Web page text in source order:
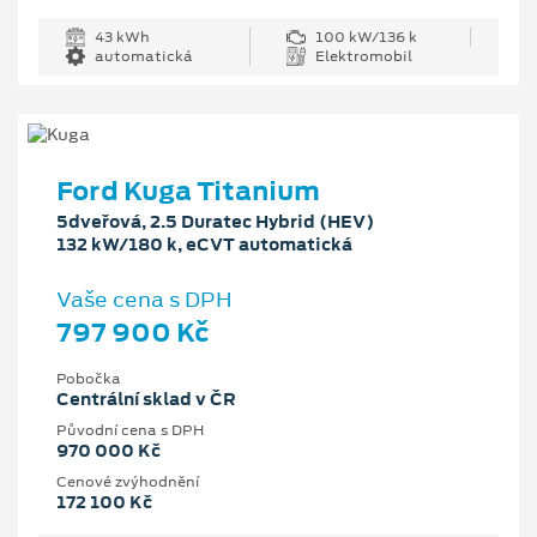
43 kWh
100 kW/136 k
automatická
Elektromobil
Ford Kuga Titanium
5dveřová, 2.5 Duratec Hybrid (HEV)
132 kW/180 k, eCVT automatická
Vaše cena s DPH
797 900 Kč
Pobočka
Centrální sklad v ČR
Původní cena s DPH
970 000 Kč
Cenové zvýhodnění
172 100 Kč